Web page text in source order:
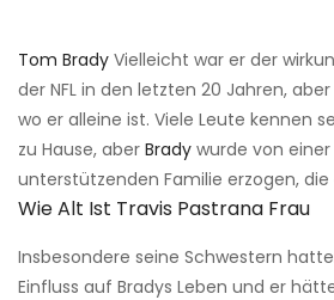
Tom Brady Vielleicht war er der
der NFL in den letzten 20 Jahren,
wo er alleine ist. Viele Leute kennen
zu Hause, aber Brady wurde von
unterstützenden Familie erzogen,
Wie Alt Ist Travis Pastrana Frau
Insbesondere seine Schwestern
Einfluss auf Bradys Leben und er